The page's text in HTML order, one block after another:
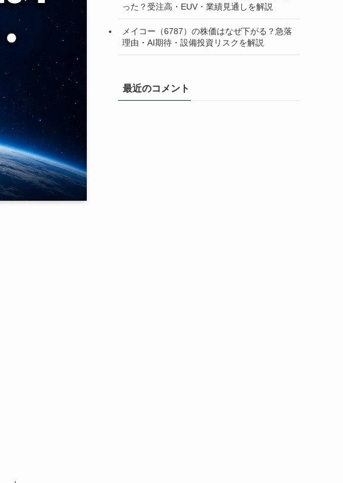
った？受注高・EUV・業績見通しを解説
メイコー（6787）の株価はなぜ下がる？急落
理由・AI期待・設備投資リスクを解説
最近のコメント